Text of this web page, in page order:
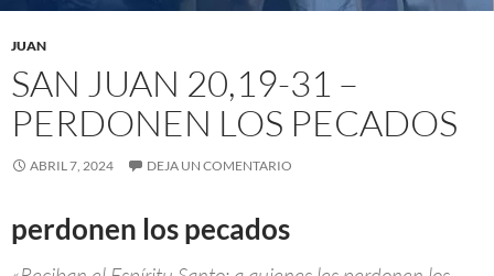
JUAN
SAN JUAN 20,19-31 –
PERDONEN LOS PECADOS
ABRIL 7, 2024 DEJA UN COMENTARIO
perdonen los pecados